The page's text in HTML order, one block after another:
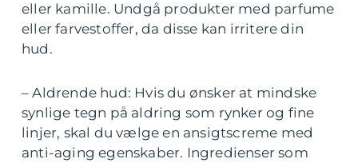
eller kamille. Undgå produkter med parfume
eller farvestoffer, da disse kan irritere din
hud.
– Aldrende hud: Hvis du ønsker at mindske
synlige tegn på aldring som rynker og fine
linjer, skal du vælge en ansigtscreme med
anti-aging egenskaber. Ingredienser som